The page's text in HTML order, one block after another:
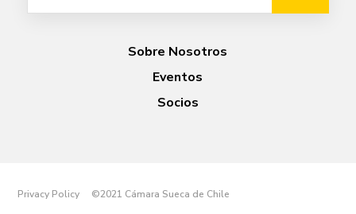
Sobre Nosotros
Eventos
Socios
Privacy Policy ©2021 Cámara Sueca de Chile